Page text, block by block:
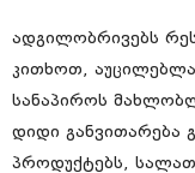
ადგილობრივებს
კითხოთ,
სანაპიროს
დიდი განვითარება
პროდუქტებს,